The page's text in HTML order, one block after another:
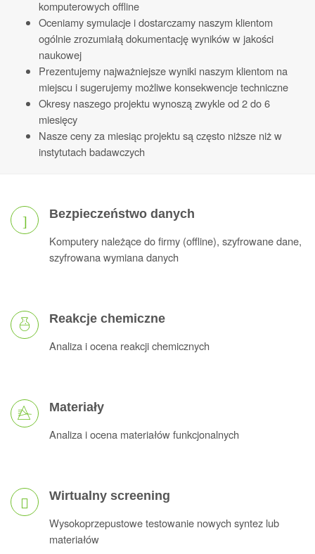
komputerowych offline
Oceniamy symulacje i dostarczamy naszym klientom
ogólnie zrozumiałą dokumentację wyników w jakości
naukowej
Prezentujemy najważniejsze wyniki naszym klientom na
miejscu i sugerujemy możliwe konsekwencje techniczne
Okresy naszego projektu wynoszą zwykle od 2 do 6
miesięcy
Nasze ceny za miesiąc projektu są często niższe niż w
instytutach badawczych
Bezpieczeństwo danych
Komputery należące do firmy (offline), szyfrowane dane,
szyfrowana wymiana danych
Reakcje chemiczne
Analiza i ocena reakcji chemicznych
Materiały
Analiza i ocena materiałów funkcjonalnych
Wirtualny screening
Wysokoprzepustowe testowanie nowych syntez lub
materiałów